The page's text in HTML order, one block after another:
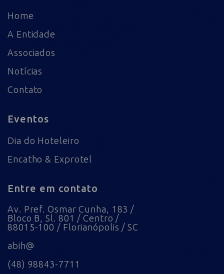
Home
A Entidade
Associados
Notícias
Contato
Eventos
Dia do Hoteleiro
Encatho & Exprotel
Entre em contato
Av. Pref. Osmar Cunha, 183 /
Bloco B, Sl. 801 / Centro /
88015-100 / Florianópolis / SC
abih@
(48) 98843-7711